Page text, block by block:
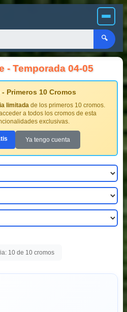
🔍
- Temporada 04-05
Primeros 10 Cromos
limitada de los primeros 10 cromos.
a todos los cromos de esta
exclusivas.
Ya tengo cuenta
10 de 10 cromos